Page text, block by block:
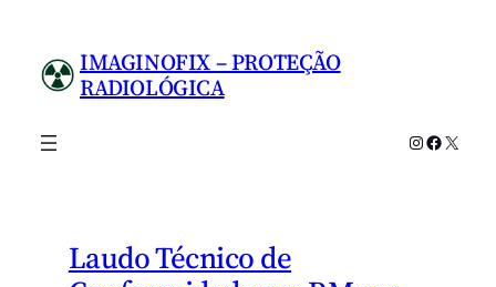
conteúdo
IMAGINOFIX – PROTEÇÃO
RADIOLÓGICA
Instagram
X
Laudo Técnico de